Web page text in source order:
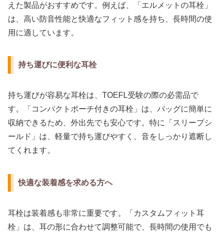
えた製品がおすすめです。例えば、「エルメットの耳栓」
は、高い防音性能と快適なフィット感を持ち、長時間の使
用に適しています。
持ち運びに便利な耳栓
持ち運びが容易な耳栓は、TOEFL受験の際の必需品で
す。「コンパクトポーチ付きの耳栓」は、バッグに簡単に
収納できるため、外出先でも安心です。特に「スリープシ
ールド」は、軽量で持ち運びやすく、音をしっかり遮断し
てくれます。
快適な装着感を求める方へ
耳栓は装着感も非常に重要です。「カスタムフィット耳
栓」は、耳の形に合わせて調整可能で、長時間の使用でも